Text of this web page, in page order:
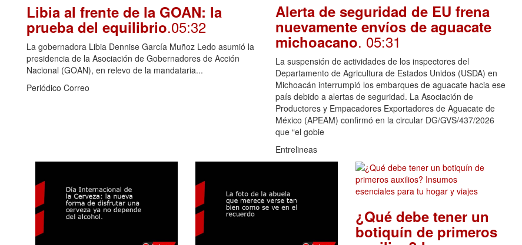
Libia al frente de la GOAN: la
prueba del equilibrio.05:32
La gobernadora Libia Dennise García Muñoz Ledo asumió la
presidencia de la Asociación de Gobernadores de Acción
Nacional (GOAN), en relevo de la mandataria...
Periódico Correo
Alerta de seguridad de EU frena
nuevamente envíos de aguacate
michoacano. 05:31
La suspensión de actividades de los inspectores del
Departamento de Agricultura de Estados Unidos (USDA) en
Michoacán interrumpió los embarques de aguacate hacia ese
país debido a alertas de seguridad. La Asociación de
Productores y Empacadores Exportadores de Aguacate de
México (APEAM) confirmó en la circular DG/GVS/437/2026
que “el gobie
Entrelineas
¿Qué debe tener un
botiquín de primeros